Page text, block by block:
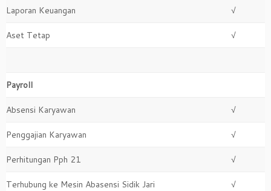
Laporan Keuangan √
Aset Tetap √
Payroll
Absensi Karyawan √
Penggajian Karyawan √
Perhitungan Pph 21 √
Terhubung ke Mesin Abasensi Sidik Jari √